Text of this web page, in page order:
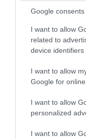
Google consents
I want to allow
related to
device identifiers
I want to allow
Google for
I want to allow
personalized
I want to allow